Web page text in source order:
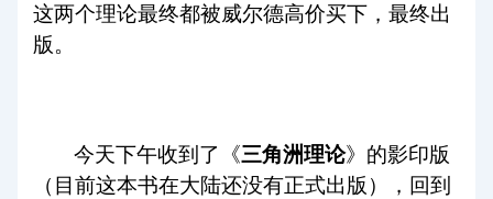
这两个理论最终都被威尔德高价买下，最终出
版。
今天下午收到了《三角洲理论》的影印版
（目前这本书在大陆还没有正式出版），回到